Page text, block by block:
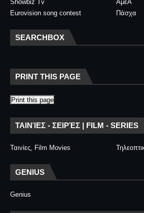
Showbiz Tv
ΑμεΑ
Eurovision song contest
Πάσχα
SEARCHBOX
PRINT THIS PAGE
Print this page
ΤΑΙΝΊΕΣ - ΣΕΙΡΈΣ | FILM - SERIES
Ταινίες, Film Movies
GENIUS
Genius